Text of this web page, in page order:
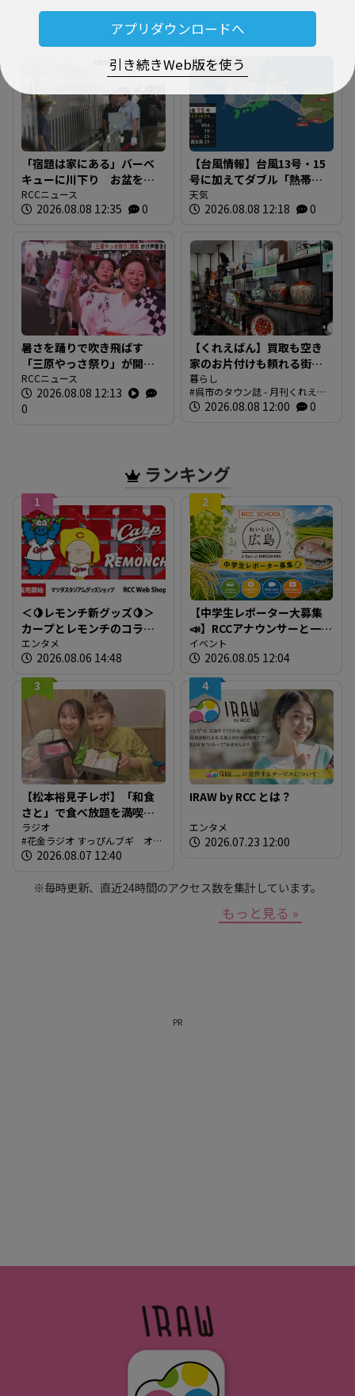
アプリダウンロードへ
引き続きWeb版を使う
新着記事
「宿題は家にある」バーベ
キューに川下り お盆をふ
るさとで 帰省ラッシュピ
ークで新幹線の下りはほぼ
物を持った人たちで混雑
広島
RCCニュース
2026.08.08 12:35 0
【台風情報】台風13号・15
号に加えてダブル「熱帯低
気圧」発生へ 15号はお盆
に日本直撃か ※18日まで
ン 【8日正午現在】
天気
2026.08.08 12:18 0
暑さを踊りで吹き飛ばす
「三原やっさ祭り」が開
幕 元気なかけ声が響き渡
り 広島・三原市
RCCニュース
2026.08.08 12:13
0
【くれえばん】買取も空き
家のお片付けも頼れる街の
便利なお店「くれリサイク
ルショップ 環（めぐる）」
暮らし
呉市のタウン誌 - 月刊くれえば
ん 2026.08.08 12:00 0
ランキング
1
＜🍋レモンチ新グッズ🍋＞
カープとレモンチのコラボ
グッズが登場！
エンタメ
2026.08.06 14:48
2
【中学生レポーター大募集
📣】RCCアナウンサーと一緒
に「広島の食」の現場を取
材しよう！
イベント
2026.08.05 12:04
3
【松本裕見子レポ】「和食
さと」で食べ放題を満喫！
「さとしゃぶ」を体験！！
（RCCラジオ「花金ラジオ
すっぴんブギ」企画）
ラジオ
花金ラジオ すっぴんブギ オン
エア情報
2026.08.07 12:40
4
IRAW by RCC とは？
エンタメ
2026.07.23 12:00
※毎時更新、直近24時間のアクセス数を集計しています。
もっと見る »
PR